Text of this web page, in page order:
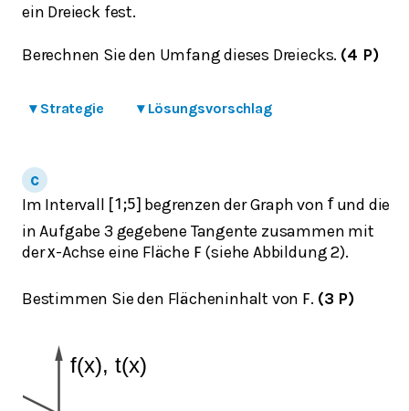
ein Dreieck fest.
Berechnen Sie den Umfang dieses Dreiecks. (4 P)
▾ Strategie ▾ Lösungsvorschlag
Im Intervall 1 ;5 begrenzen der Graph von fund die
in Aufgabe 3 gegebene Tangente zusammen mit
derx-Achse eine Fläche F(siehe Abbildung 2).
Bestimmen Sie den Flächeninhalt von F. (3 P)